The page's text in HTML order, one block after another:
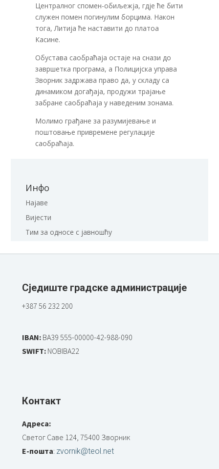
Централног спомен-обиљежја, гдје ће бити
служен помен погинулим борцима. Након
тога, Литија ће наставити до платоа
Касине.
Обустава саобраћаја остаје на снази до
завршетка програма, а Полицијска управа
Зворник задржава право да, у складу са
динамиком догађаја, продужи трајање
забране саобраћаја у наведеним зонама.
Молимо грађане за разумијевање и
поштовање привремене регулације
саобраћаја.
Инфо
Најаве
Вијести
Тим за односе с јавношћу
Сједиште градске администрације
+387 56 232 200
IBAN:BA39 555-00000-42-988-090
SWIFT:NOBIBA22
Контакт
Адреса:
Светог Саве 124, 75400 Зворник
Е-пошта: zvornik@teol.net